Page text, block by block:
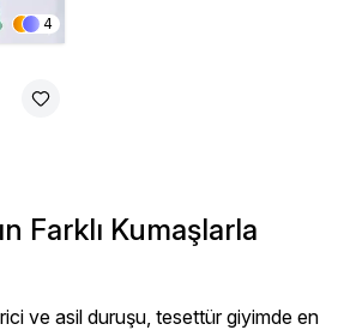
4
Farklı Kumaşlarla
ve asil duruşu, tesettür giyimde en